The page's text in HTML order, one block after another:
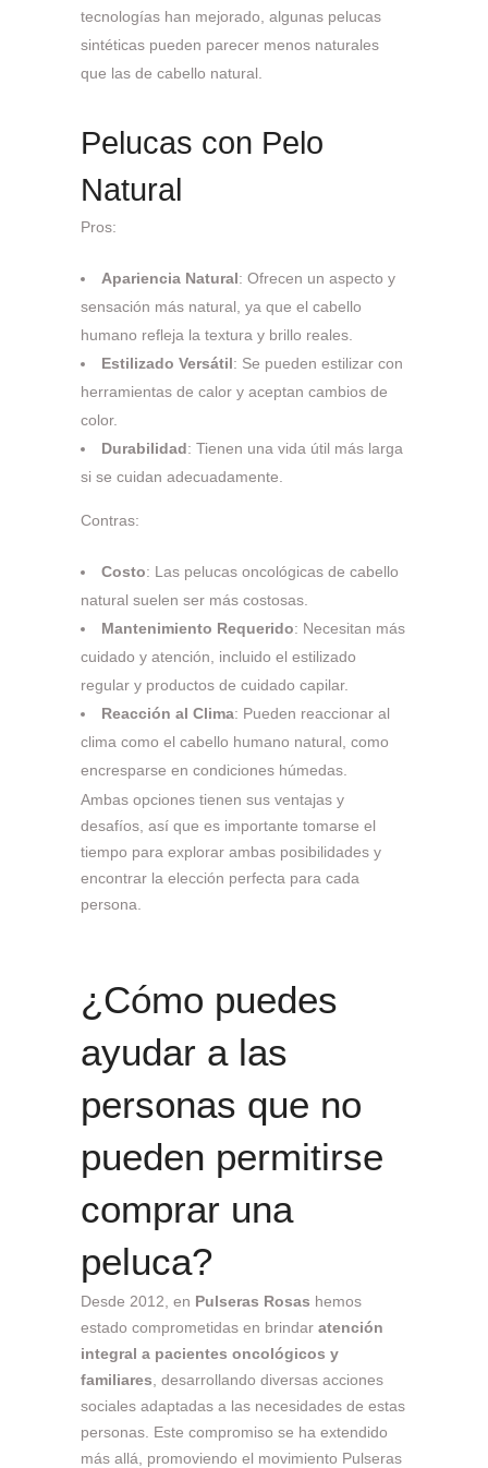
tecnologías han mejorado, algunas pelucas
sintéticas pueden parecer menos naturales
que las de cabello natural.
Pelucas con Pelo
Natural
Pros:
Apariencia Natural: Ofrecen un aspecto y
sensación más natural, ya que el cabello
humano refleja la textura y brillo reales.
Estilizado Versátil: Se pueden estilizar con
herramientas de calor y aceptan cambios de
color.
Durabilidad: Tienen una vida útil más larga
si se cuidan adecuadamente.
Contras:
Costo: Las pelucas oncológicas de cabello
natural suelen ser más costosas.
Mantenimiento Requerido: Necesitan más
cuidado y atención, incluido el estilizado
regular y productos de cuidado capilar.
Reacción al Clima: Pueden reaccionar al
clima como el cabello humano natural, como
encresparse en condiciones húmedas.
Ambas opciones tienen sus ventajas y
desafíos, así que es importante tomarse el
tiempo para explorar ambas posibilidades y
encontrar la elección perfecta para cada
persona.
¿Cómo puedes
ayudar a las
personas que no
pueden permitirse
comprar una
peluca?
Desde 2012, en Pulseras Rosas hemos
estado comprometidas en brindar atención
integral a pacientes oncológicos y
familiares , desarrollando diversas acciones
sociales adaptadas a las necesidades de estas
personas. Este compromiso se ha extendido
más allá, promoviendo el movimiento Pulseras